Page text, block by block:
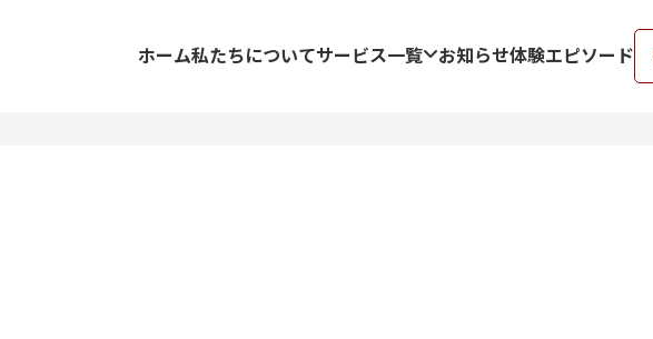
ホーム私たちについてサービス一覧 お知らせ体験エピソード